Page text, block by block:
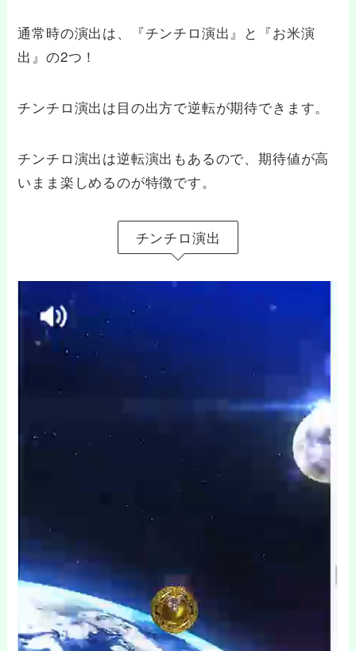
通常時の演出は、『チンチロ演出』と『お米演
出』の2つ！
チンチロ演出は目の出方で逆転が期待できます。
チンチロ演出は逆転演出もあるので、期待値が高
いまま楽しめるのが特徴です。
チンチロ演出